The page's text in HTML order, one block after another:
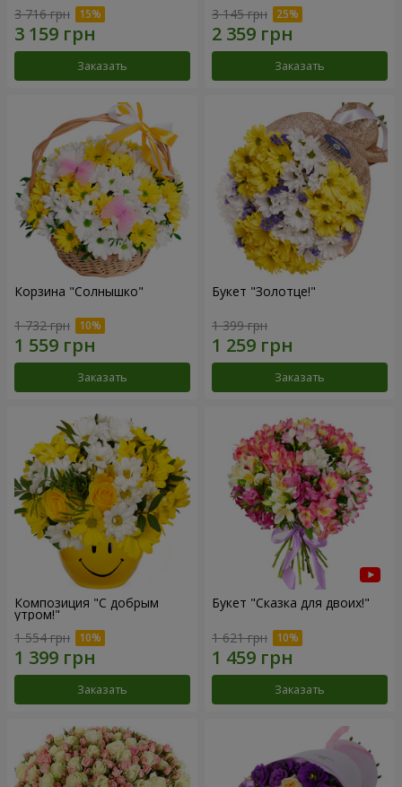
3 716 грн
Заказать
3 145 грн
Заказать
Корзина "Солнышко"
1 732 грн
Заказать
Букет "Золотце!"
1 399 грн
Заказать
Композиция "С добрым
утром!"
1 554 грн
Заказать
Букет "Сказка для двоих!"
1 621 грн
Заказать